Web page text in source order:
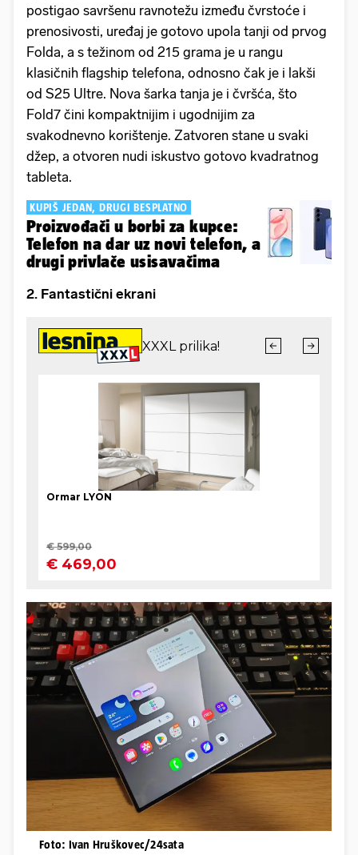
postigao savršenu ravnotežu između čvrstoće i
prenosivosti, uređaj je gotovo upola tanji od prvog
Folda, a s težinom od 215 grama je u rangu
klasičnih flagship telefona, odnosno čak je i lakši
od S25 Ultre. Nova šarka tanja je i čvršća, što
Fold7 čini kompaktnijim i ugodnijim za
svakodnevno korištenje. Zatvoren stane u svaki
džep, a otvoren nudi iskustvo gotovo kvadratnog
tableta.
KUPIŠ JEDAN, DRUGI BESPLATNO
Proizvođači u borbi za kupce:
Telefon na dar uz novi telefon, a
drugi privlače usisavačima
2. Fantastični ekrani
Foto: Ivan Hruškovec/24sata